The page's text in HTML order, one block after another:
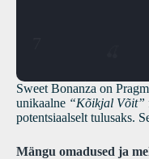
Sweet Bonanza on
unikaalne “Kõikjal Võit”
potentsiaalselt tulusaks.
Mängu omadused ja